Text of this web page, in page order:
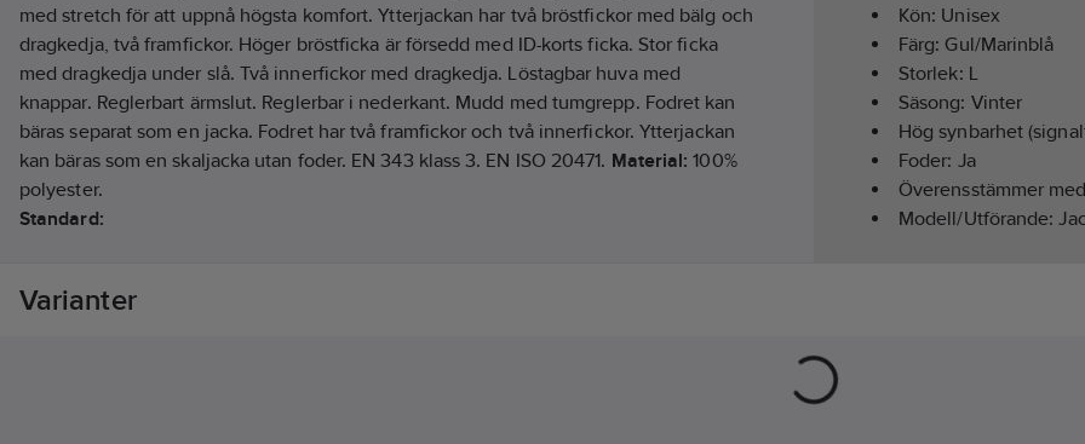
med stretch för att uppnå högsta komfort. Ytterjackan har två bröstfickor med bälg och
dragkedja, två framfickor. Höger bröstficka är försedd med ID-korts ficka. Stor ficka
med dragkedja under slå. Två innerfickor med dragkedja. Löstagbar huva med
knappar. Reglerbart ärmslut. Reglerbar i nederkant. Mudd med tumgrepp. Fodret kan
bäras separat som en jacka. Fodret har två framfickor och två innerfickor. Ytterjackan
kan bäras som en skaljacka utan foder. EN 343 klass 3. EN ISO 20471. Material: 100%
polyester.
Standard:
Lev. artikelnr:
Kön: Unisex
Färg:Gul/Marinblå
Storlek: L
Säsong: Vinter
Hög synbarhet
Foder: Ja
Överensstämmer
Modell/Utförande:
Varianter